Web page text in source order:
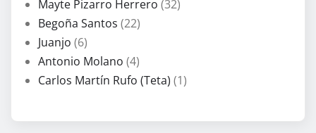
Mayte Pizarro Herrero (32)
Begoña Santos (22)
Juanjo (6)
Antonio Molano (4)
Carlos Martín Rufo (Teta) (1)